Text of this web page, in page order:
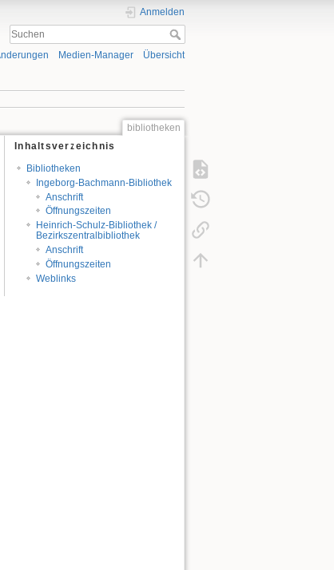
Anmelden
Medien-Manager Übersicht
bibliotheken
Inhaltsverzeichnis
Bibliotheken
Ingeborg-Bachmann-Bibliothek
Anschrift
Öffnungszeiten
Heinrich-Schulz-Bibliothek /
Bezirkszentralbibliothek
Anschrift
Öffnungszeiten
Weblinks